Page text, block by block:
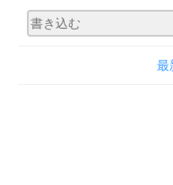
最